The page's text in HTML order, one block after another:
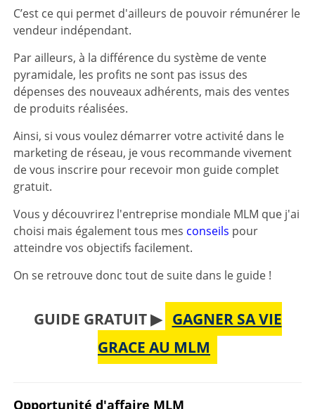
C’est ce qui permet d'ailleurs de pouvoir rémunérer le
vendeur indépendant.
Par ailleurs, à la différence du système de vente
pyramidale, les profits ne sont pas issus des
dépenses des nouveaux adhérents, mais des ventes
de produits réalisées.
Ainsi, si vous voulez démarrer votre activité dans le
marketing de réseau, je vous recommande vivement
de vous inscrire pour recevoir mon guide complet
gratuit.
Vous y découvrirez l'entreprise mondiale MLM que j'ai
choisi mais également tous mes conseils pour
atteindre vos objectifs facilement.
On se retrouve donc tout de suite dans le guide !
GUIDE GRATUIT ▶ GAGNER SA VIE
GRACE AU MLM
Opportunité d'affaire MLM